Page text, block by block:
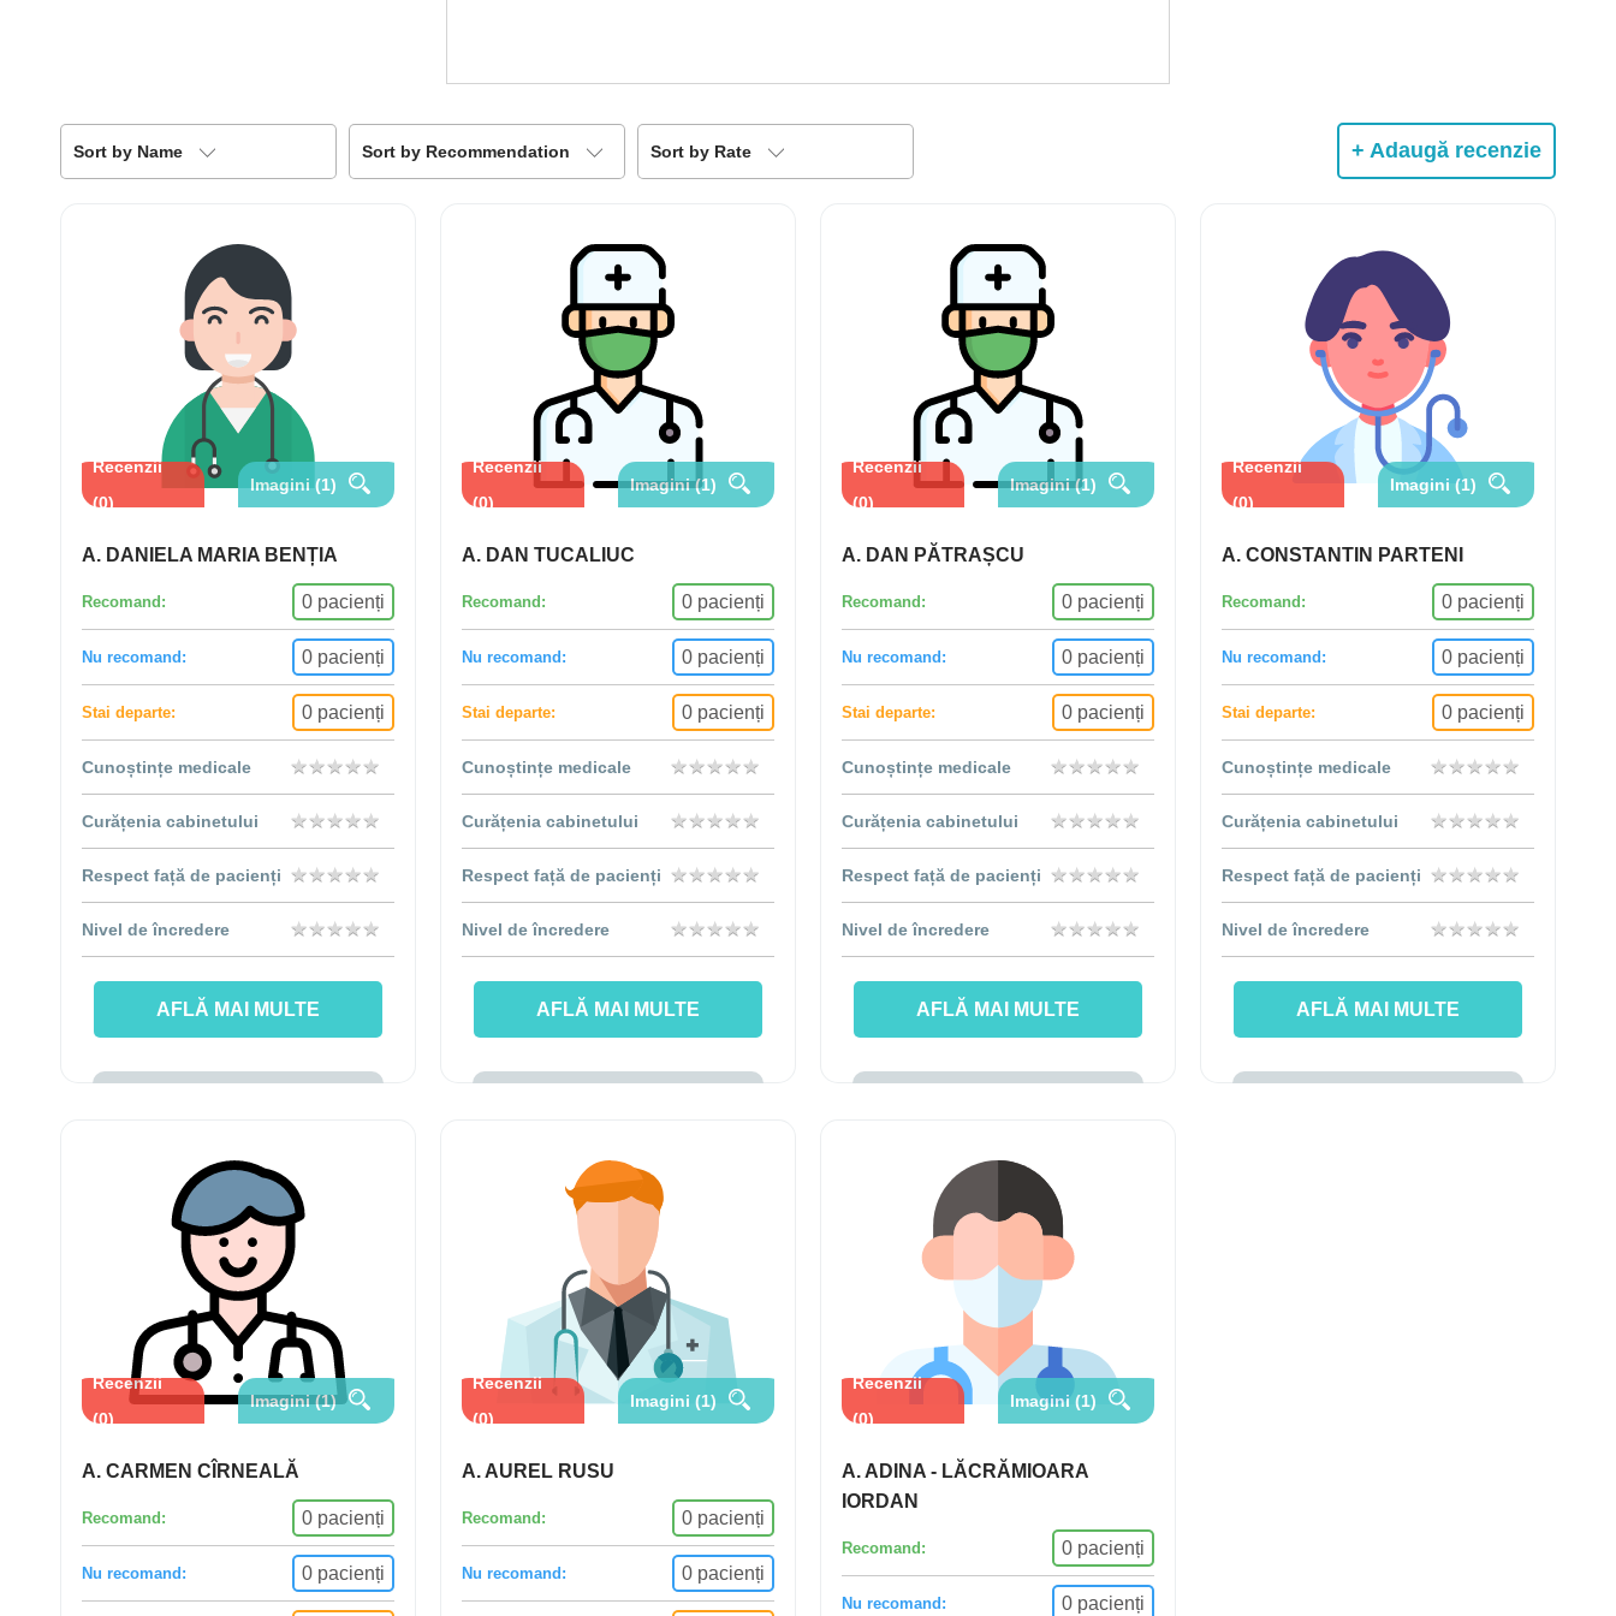
Sort by Name Sort by Recommendation Sort by Rate + Adaugă recenzie
Recenzii
(0)
Imagini (1)
A. DANIELA MARIA BENȚIA
Recomand: 0 pacienți
Nu recomand: 0 pacienți
Stai departe: 0 pacienți
Cunoștințe medicale ★★★★★
★★★★★
Curățenia cabinetului ★★★★★
★★★★★
Respect față de pacienți ★★★★★
★★★★★
Nivel de încredere ★★★★★
★★★★★
AFLĂ MAI MULTE
Recenzii
(0)
Imagini (1)
A. DAN TUCALIUC
Recomand: 0 pacienți
Nu recomand: 0 pacienți
Stai departe: 0 pacienți
Cunoștințe medicale ★★★★★
★★★★★
Curățenia cabinetului ★★★★★
★★★★★
Respect față de pacienți ★★★★★
★★★★★
Nivel de încredere ★★★★★
★★★★★
AFLĂ MAI MULTE
Recenzii
(0)
Imagini (1)
A. DAN PĂTRAȘCU
Recomand: 0 pacienți
Nu recomand: 0 pacienți
Stai departe: 0 pacienți
Cunoștințe medicale ★★★★★
★★★★★
Curățenia cabinetului ★★★★★
★★★★★
Respect față de pacienți ★★★★★
★★★★★
Nivel de încredere ★★★★★
★★★★★
AFLĂ MAI MULTE
Recenzii
(0)
Imagini (1)
A. CONSTANTIN PARTENI
Recomand: 0 pacienți
Nu recomand: 0 pacienți
Stai departe: 0 pacienți
Cunoștințe medicale ★★★★★
★★★★★
Curățenia cabinetului ★★★★★
★★★★★
Respect față de pacienți ★★★★★
★★★★★
Nivel de încredere ★★★★★
★★★★★
AFLĂ MAI MULTE
Recenzii
(0)
Imagini (1)
A. CARMEN CÎRNEALĂ
Recomand: 0 pacienți
Nu recomand: 0 pacienți
Recenzii
(0)
Imagini (1)
A. AUREL RUSU
Recomand: 0 pacienți
Nu recomand: 0 pacienți
Recenzii
(0)
Imagini (1)
A. ADINA - LĂCRĂMIOARA
IORDAN
Recomand: 0 pacienți
Nu recomand: 0 pacienți